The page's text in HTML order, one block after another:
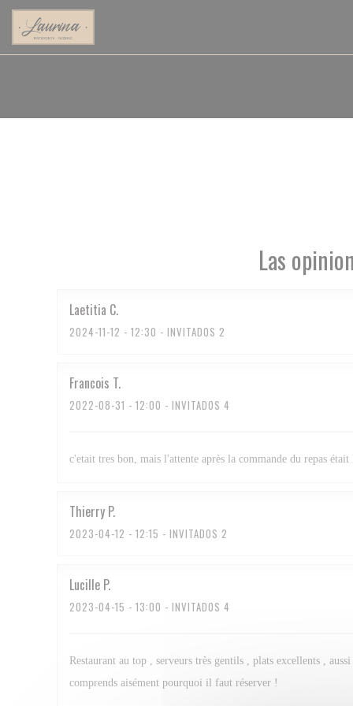
Personalización de sus opciones de cookies
Las
Laetitia C
2024-11-12 - 12:30 - INVITADOS 2
Francois T
2022-08-31 - 12:00 - INVITADOS 4
c'etait tres bon, mais l'attente après la commande du repas
Thierry P
2023-04-12 - 12:15 - INVITADOS 2
Lucille P
2023-04-15 - 13:00 - INVITADOS 4
Restaurant au top , serveurs très gentils , plats excellents ,
comprends aisément pourquoi il faut réserver !